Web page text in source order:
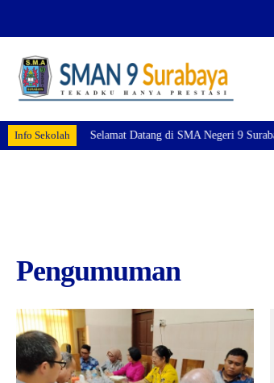
Info Sekolah Selamat Datang di SMA Negeri 9 Surabaya
Pengumuman